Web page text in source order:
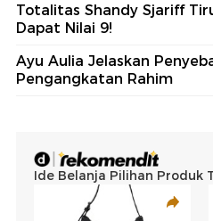
Totalitas Shandy Sjariff
Dapat Nilai 9!
Ayu Aulia Jelaskan
Pengangkatan Rahim